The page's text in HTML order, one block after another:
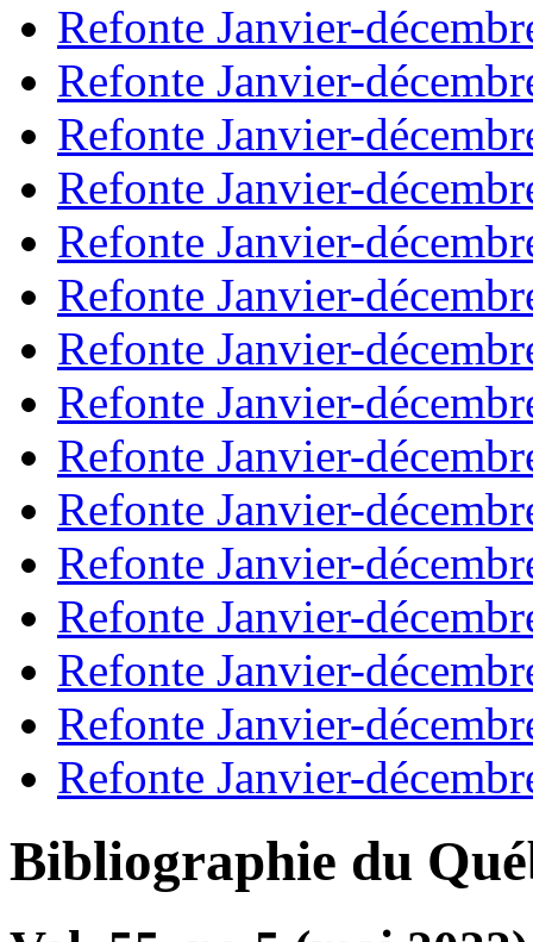
Refonte Janvier-
Refonte Janvier-
Refonte Janvier-
Refonte Janvier-
Refonte Janvier-
Refonte Janvier-
Refonte Janvier-
Refonte Janvier-
Refonte Janvier-
Refonte Janvier-
Refonte Janvier-
Refonte Janvier-
Refonte Janvier-
Refonte Janvier-
Refonte Janvier-
Bibliographie du